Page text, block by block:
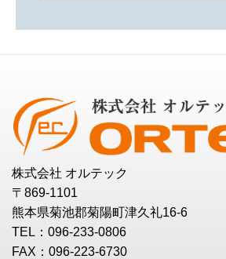
株式会社 オルテック
〒869-1101
熊本県菊池郡菊陽町津久礼16-6
TEL：096-233-0806
FAX：096-223-6730